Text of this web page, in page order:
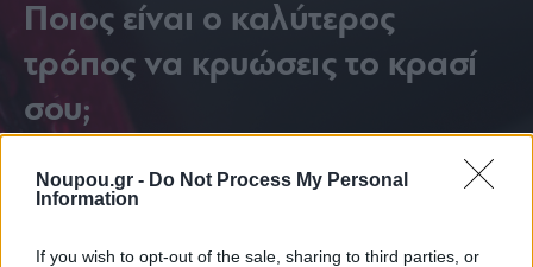
Noupou.gr - Do Not Process My Personal
Information
If you wish to opt-out of the sale, sharing to third parties, or
Ποιος είναι ο καλύτερος
τρόπος να κρυώσεις το κρασί
σου;